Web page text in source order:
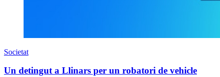
Societat
Un detingut a Llinars per un robatori de vehicle